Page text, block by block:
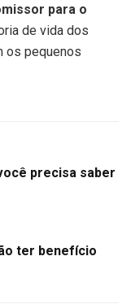
para o
de vida dos
os pequenos
precisa saber
ter benefício